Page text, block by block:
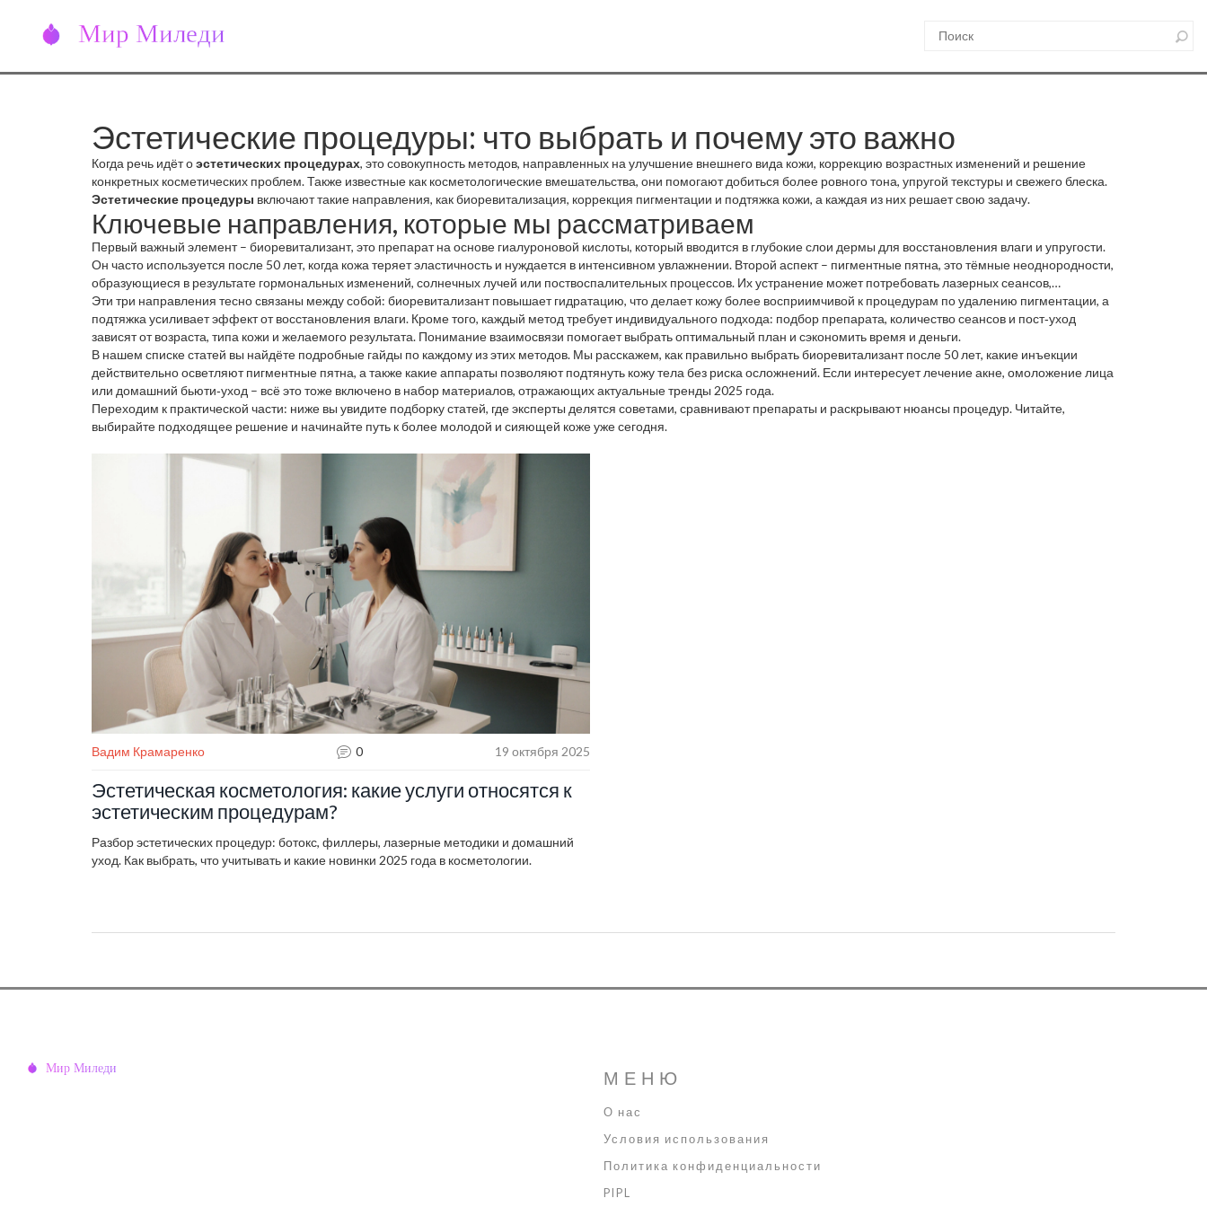
Эстетические процедуры: что выбрать и почему это важно
Когда речь идёт оэстетических процедурах, это совокупность методов, направленных на улучшение внешнего вида кожи, коррекцию возрастных изменений и решение
конкретных косметических проблем. Также известные как косметологические вмешательства, они помогают добиться более ровного тона, упругой текстуры и свежего блеска.
Эстетические процедуры включают такие направления, как биоревитализация, коррекция пигментации и подтяжка кожи, а каждая из них решает свою задачу.
Ключевые направления, которые мы рассматриваем
Первый важный элемент – биоревитализант, это препарат на основе гиалуроновой кислоты, который вводится в глубокие слои дермы для восстановления влаги и упругости.
Он часто используется после 50 лет, когда кожа теряет эластичность и нуждается в интенсивном увлажнении. Второй аспект – пигментные пятна, это тёмные неоднородности,
образующиеся в результате гормональных изменений, солнечных лучей или поствоспалительных процессов. Их устранение может потребовать лазерных сеансов,
мезотерапии или специализированных инъекций. Третий блок –подтяжка кожи,это комплекс процедур, включающий радиочастотный лифтинг, ультразвук и лазерные
методики, направленные на восстановление упругости тканей. Подтяжка помогает улучшить контур лица и тела без хирургического вмешательства.
Эти три направления тесно связаны между собой: биоревитализант повышает гидратацию, что делает кожу более восприимчивой к процедурам по удалению пигментации, а
подтяжка усиливает эффект от восстановления влаги. Кроме того, каждый метод требует индивидуального подхода: подбор препарата, количество сеансов и пост‑уход
зависят от возраста, типа кожи и желаемого результата. Понимание взаимосвязи помогает выбрать оптимальный план и сэкономить время и деньги.
В нашем списке статей вы найдёте подробные гайды по каждому из этих методов. Мы расскажем, как правильно выбрать биоревитализант после 50 лет, какие инъекции
действительно осветляют пигментные пятна, а также какие аппараты позволяют подтянуть кожу тела без риска осложнений. Если интересует лечение акне, омоложение лица
или домашний бьюти‑уход – всё это тоже включено в набор материалов, отражающих актуальные тренды 2025 года.
Переходим к практической части: ниже вы увидите подборку статей, где эксперты делятся советами, сравнивают препараты и раскрывают нюансы процедур. Читайте,
выбирайте подходящее решение и начинайте путь к более молодой и сияющей коже уже сегодня.
Вадим Крамаренко 0 19 октября 2025
Эстетическая косметология: какие услуги относятся к
эстетическим процедурам?
Разбор эстетических процедур: ботокс, филлеры, лазерные методики и домашний
уход. Как выбрать, что учитывать и какие новинки 2025 года в косметологии.
МЕНЮ
О нас
Условия использования
Политика конфиденциальности
PIPL